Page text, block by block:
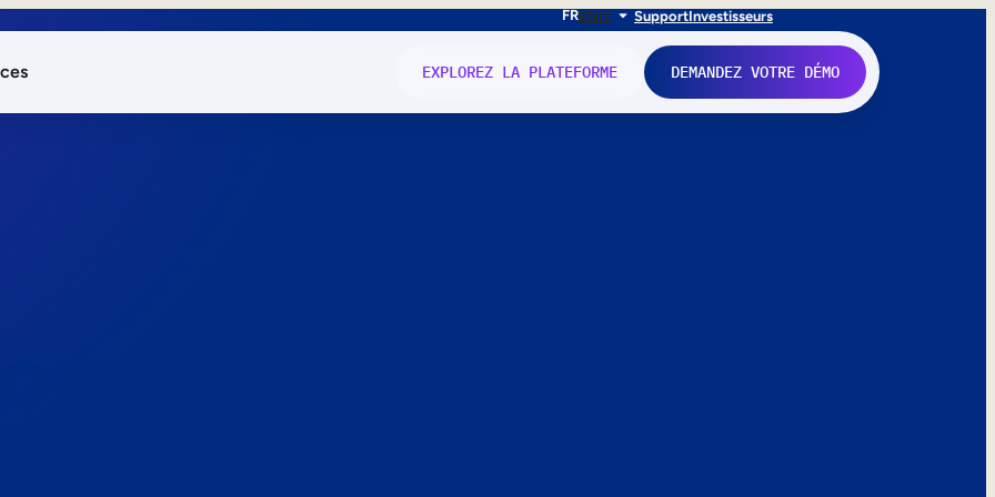
FRENIT SupportInvestisseurs
EXPLOREZ LA PLATEFORME DEMANDEZ VOTRE DÉMO